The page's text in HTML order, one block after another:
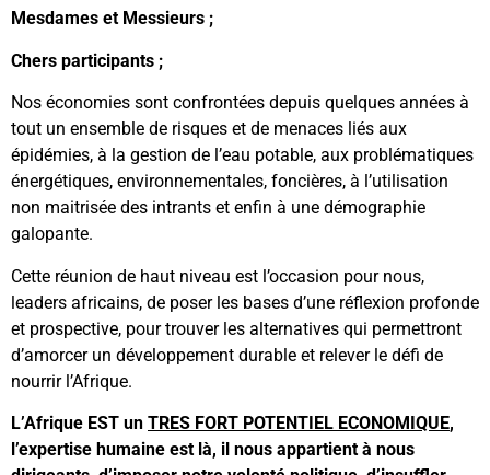
Mesdames et Messieurs ;
Chers participants ;
Nos économies sont confrontées depuis quelques années à
tout un ensemble de risques et de menaces liés aux
épidémies, à la gestion de l’eau potable, aux problématiques
énergétiques, environnementales, foncières, à l’utilisation
non maitrisée des intrants et enfin à une démographie
galopante.
Cette réunion de haut niveau est l’occasion pour nous,
leaders africains, de poser les bases d’une réflexion profonde
et prospective, pour trouver les alternatives qui permettront
d’amorcer un développement durable et relever le défi de
nourrir l’Afrique.
L’Afrique EST un TRES FORT POTENTIEL ECONOMIQUE,
l’expertise humaine est là, il nous appartient à nous